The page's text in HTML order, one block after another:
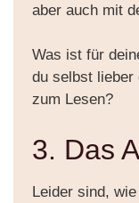
aber auch mit
Was ist für
du selbst lieber
zum Lesen?
3. Das
Leider sind,